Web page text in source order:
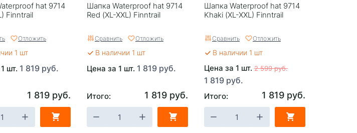
hat 9714
Finntrail
Отложить
1 шт
шт. 1 819 руб.
1 819 руб.
Шапка Waterproof hat 9714
Red (XL-XXL) Finntrail
Сравнить Отложить
В наличии 1 шт
Цена за 1 шт. 1 819 руб.
Итого: 1 819 руб.
Шапка Waterproof hat 9714
Khaki (XL-XXL) Finntrail
Сравнить Отложить
В наличии 1 шт
Цена за 1 шт. 2 599 руб.
1 819 руб.
Итого: 1 819 руб.